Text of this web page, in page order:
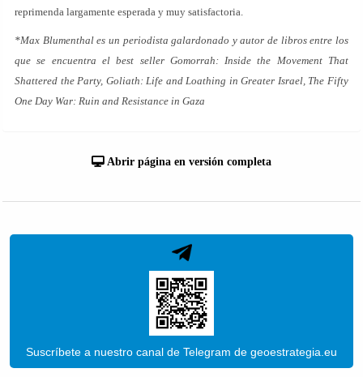
reprimenda largamente esperada y muy satisfactoria.
*Max Blumenthal es un periodista galardonado y autor de libros entre los
que se encuentra el best seller Gomorrah: Inside the Movement That
Shattered the Party, Goliath: Life and Loathing in Greater Israel, The Fifty
One Day War: Ruin and Resistance in Gaza
Abrir página en versión completa
Suscríbete a nuestro canal de Telegram de geoestrategia.eu